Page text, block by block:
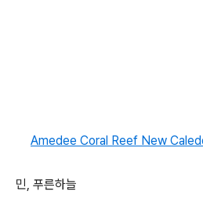
Amedee Coral Reef New
민, 푸른하늘